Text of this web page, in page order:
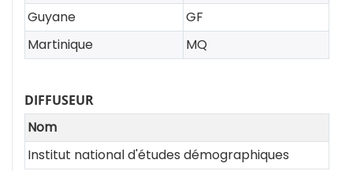
Guyane
GF
Martinique
MQ
DIFFUSEUR
Nom
Institut national d'études démographiques